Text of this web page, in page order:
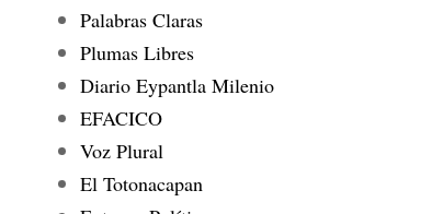
Palabras Claras
Plumas Libres
Diario Eypantla Milenio
EFACICO
Voz Plural
El Totonacapan